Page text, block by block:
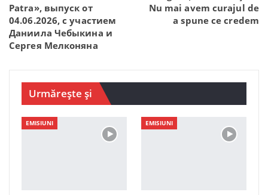
Patra», выпуск от
04.06.2026, с участием
Даниилa Чебыкинa и
Сергея Мелконянa
Nu mai avem curajul de
a spune ce credem
Urmărește și
EMISIUNI EMISIUNI